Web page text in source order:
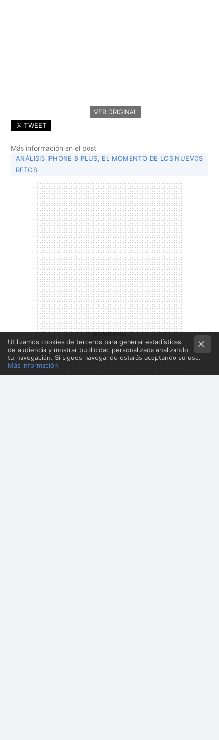
VER ORIGINAL
TWEET
Más información en el post
ANÁLISIS IPHONE 8 PLUS, EL MOMENTO DE LOS NUEVOS
RETOS
Utilizamos cookies de terceros para generar estadísticas
de audiencia y mostrar publicidad personalizada analizando
tu navegación. Si sigues navegando estarás aceptando su uso.
Más información